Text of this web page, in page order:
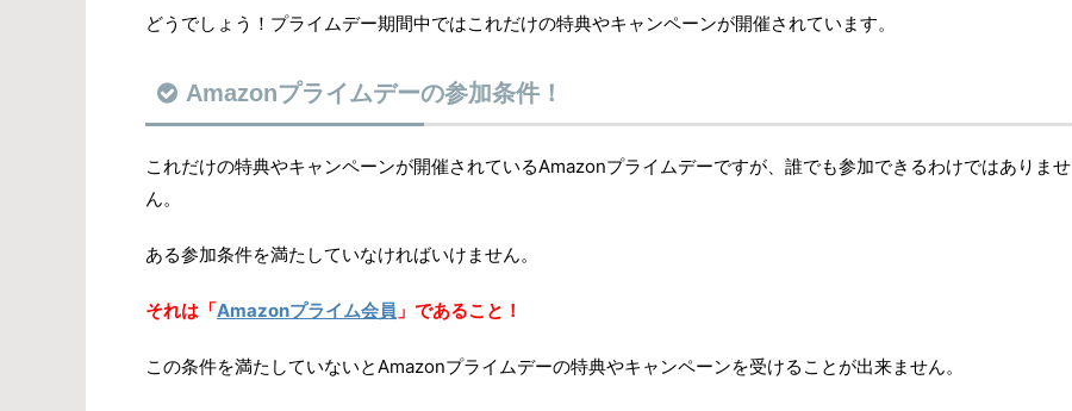
どうでしょう！プライムデー期間中ではこれだけの特典やキャンペーンが開催されています。
Amazonプライムデーの参加条件！
これだけの特典やキャンペーンが開催されているAmazonプライムデーですが、誰でも参加できるわけではありませ
ん。
ある参加条件を満たしていなければいけません。
それは「Amazonプライム会員 」であること！
この条件を満たしていないとAmazonプライムデーの特典やキャンペーンを受けることが出来ません。